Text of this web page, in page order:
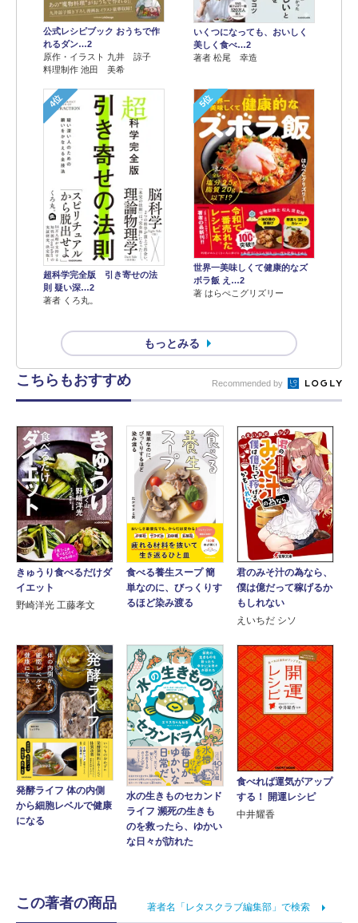
公式レシピブック おうちで作
れるダン…2
原作・イラスト 九井 諒子
料理制作 池田 美希
いくつになっても、おいしく
美しく食べ…2
著者 松尾 幸造
4位
超科学完全版 引き寄せの法
則 疑い深…2
著者 くろ丸。
5位
世界一美味しくて健康的なズ
ボラ飯 え…2
著 はらぺこグリズリー
もっとみる
こちらもおすすめ Recommended by
きゅうり食べるだけダ
イエット
野崎洋光 工藤孝文
食べる養生スープ 簡
単なのに、びっくりす
るほど染み渡る
君のみそ汁の為なら、
僕は億だって稼げるか
もしれない
えいちだ シソ
発酵ライフ 体の内側
から細胞レベルで健康
になる
水の生きものセカンド
ライフ 瀕死の生きも
のを救ったら、ゆかい
な日々が訪れた
食べれば運気がアップ
する！ 開運レシピ
中井耀香
この著者の商品 著者名「レタスクラブ編集部」で検索